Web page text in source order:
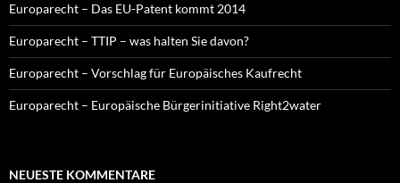
Europarecht – Das EU-Patent kommt 2014
Europarecht – TTIP – was halten Sie davon?
Europarecht – Vorschlag für Europäisches Kaufrecht
Europarecht – Europäische Bürgerinitiative Right2water
NEUESTE KOMMENTARE